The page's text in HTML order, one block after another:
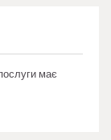
має